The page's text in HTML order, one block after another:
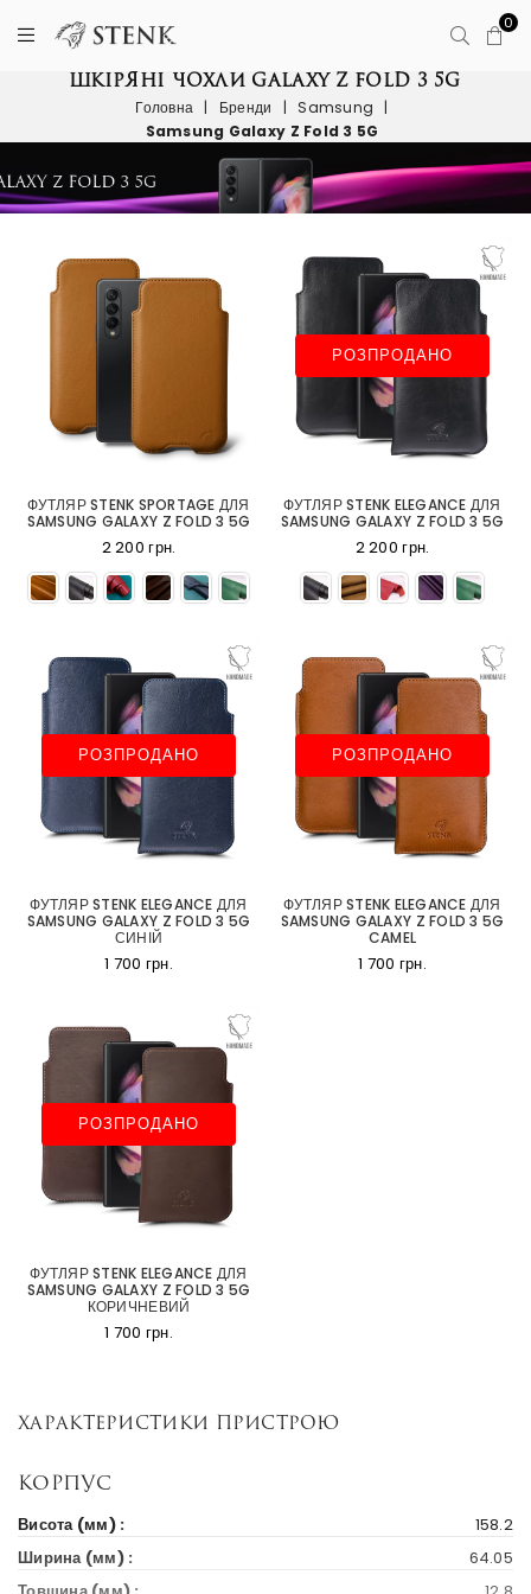
0
ШКІРЯНІ ЧОХЛИ GALAXY Z FOLD 3 5G
Головна | Бренди | Samsung
|
Samsung Galaxy Z Fold 3 5G
ФУТЛЯР STENK SPORTAGE ДЛЯ
SAMSUNG GALAXY Z FOLD 3 5G
2 200 грн.
РОЗПРОДАНО
ФУТЛЯР STENK ELEGANCE ДЛЯ
SAMSUNG GALAXY Z FOLD 3 5G
2 200 грн.
РОЗПРОДАНО
ФУТЛЯР STENK ELEGANCE ДЛЯ
SAMSUNG GALAXY Z FOLD 3 5G
СИНІЙ
1 700 грн.
РОЗПРОДАНО
ФУТЛЯР STENK ELEGANCE ДЛЯ
SAMSUNG GALAXY Z FOLD 3 5G
CAMEL
1 700 грн.
РОЗПРОДАНО
ФУТЛЯР STENK ELEGANCE ДЛЯ
SAMSUNG GALAXY Z FOLD 3 5G
КОРИЧНЕВИЙ
1 700 грн.
Характеристики пристрою
Корпус
Висота (мм) :
158.2
Ширина (мм) :
64.05